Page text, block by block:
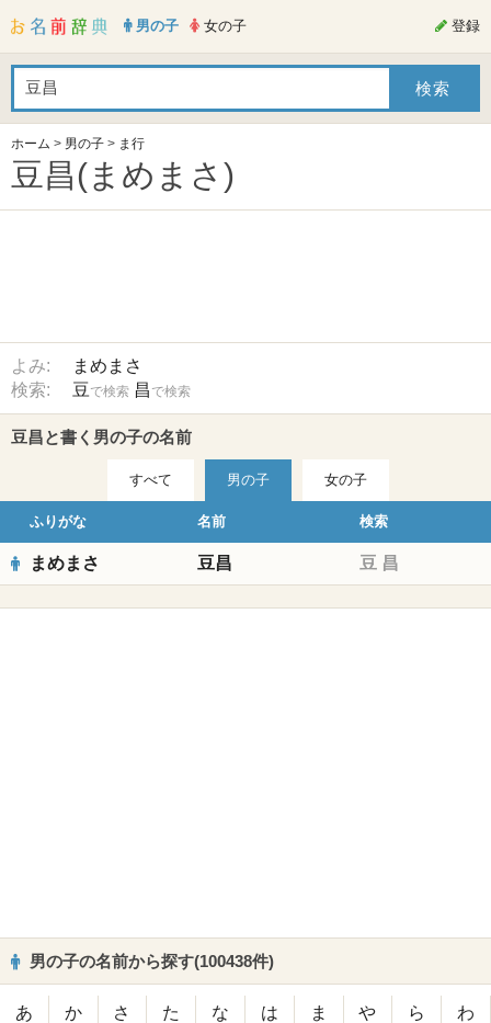
男の子 女の子 登録
ホーム > 男の子 > ま行
豆昌(まめまさ)
よみ:
まめまさ
検索:
豆で検索 昌 で検索
豆昌と書く男の子の名前
すべて 男の子 女の子
ふりがな 名前 検索
まめまさ 豆昌 豆 昌
男の子の名前から探す(100438件)
あ か さ た な は ま や ら わ